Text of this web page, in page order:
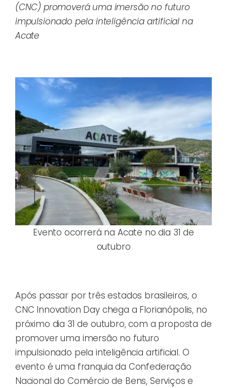
(CNC) promoverá uma imersão no futuro
impulsionado pela inteligência artificial na
Acate
Evento ocorrerá na Acate no dia 31 de
outubro
Após passar por três estados brasileiros, o
CNC Innovation Day chega a Florianópolis, no
próximo dia 31 de outubro, com a proposta de
promover uma imersão no futuro
impulsionado pela inteligência artificial. O
evento é uma franquia da Confederação
Nacional do Comércio de Bens, Serviços e